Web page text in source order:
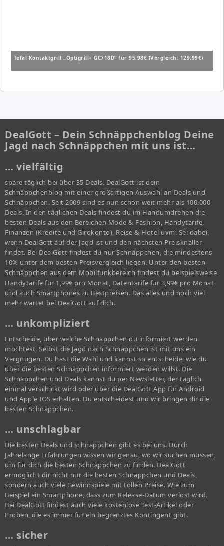
Tefal Kontaktgrill „Optigrill+ GC718D“ für 95,98€ (Vergleich: 129,99€)
DealGott – Dein Schnäppchenblog Deine
Jagd nach Schnäppchen mit uns ist…
… vielfältig
spare täglich bei über 35 Deals. DealGott ist dein
Schnäppchenblog mit einer großartigen Auswahl an Deals und
Schnäppchen. Seit 2009 sind es nun schon weit mehr als 100.000
Deals. In den täglichen Deals findest du im Handumdrehen die
besten Deals aus den Bereichen Mode & Fashion, Handytarife,
Finanzen (Kredite und Girokonto), Reise & Hotel uvm. Sei dabei,
wenn DealGott auf der Jagd ist und den nächsten Preisknaller
findet. Bei DealGott findest du nur Schnäppchen, die mindestens
10% unter dem besten Preisvergleich liegen. Unter den besten
Schnäppchen aus dem Mobilfunkbereich findest du beispielsweise
Handytarife für 1,99€ pro Monat, Datentarife für 3,99€ pro Monat
und auch Smartphones zu Bestpreisen. Das alles und noch viel
mehr wartet bei DealGott auf dich.
… unkompliziert
Entscheide, über welche Schnäppchen du informiert werden
möchtest. Selbst die Jagd nach Schnäppchen ist mit uns ein
Vergnügen. Du hast die Wahl und kannst so entscheide, wie du
über die besten Schnäppchen informiert werden willst. Die
Schnäppchen und Deals kannst du per Newsletter, der täglich
einmal verschickt wird oder über die DealGott App für Android
und Apple IOS erhalten. Du entscheidest und wir bringen dir die
besten Schnäppchen.
… unschlagbar
Die besten Deals und schnäppchen gibt es bei uns. Durch
Jahrelange Erfahrungen wissen wir genau, wo wir suchen müssen,
um für dich die besten Schnäppchen zu finden. DealGott
ermöglicht dir nicht nur die besten Schnäppchen und Deals,
sondern auch viele Gewinnspiele mit tollen Preise. Wie zum
Beispiel ein Smartphone, dass zum Release-Datum verlost wird.
Bei DealGott findest auch viele kostenlose Test-Artikel oder
Proben, die es immer für ein begrenztes Kontingent gibt.
… sicher